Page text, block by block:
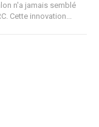
n'a jamais semblé
Cette innovation...